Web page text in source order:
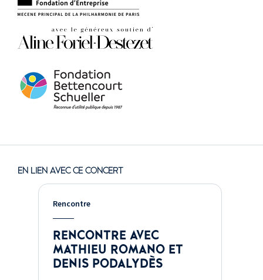
EN LIEN AVEC CE CONCERT
Rencontre
RENCONTRE AVEC
MATHIEU ROMANO ET
DENIS PODALYDÈS